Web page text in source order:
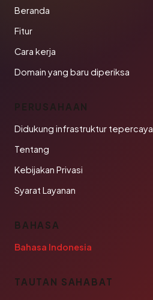
Beranda
Fitur
Cara kerja
Domain yang baru diperiksa
PERUSAHAAN
Didukung infrastruktur tepercaya
Tentang
Kebijakan Privasi
Syarat Layanan
BAHASA
Bahasa Indonesia
TAUTAN SAHABAT